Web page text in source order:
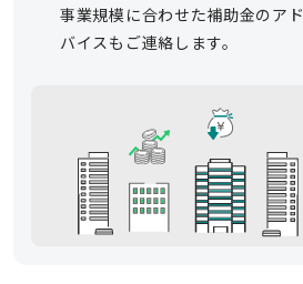
事業規模に合わせた補助金のアド
バイスもご連絡します。